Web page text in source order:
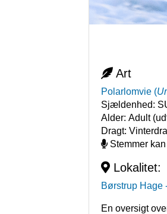
Art
Polarlomvie (
Sjældenhed:
Alder:Adult
Dragt:
Stemmer
Lokalitet:
Børstrup Hage
En oversigt